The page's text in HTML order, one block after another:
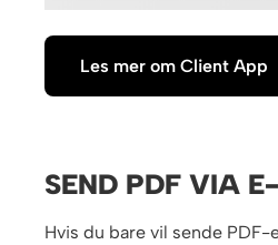
Les mer om Client App
SEND PDF VIA
Hvis du bare vil sende